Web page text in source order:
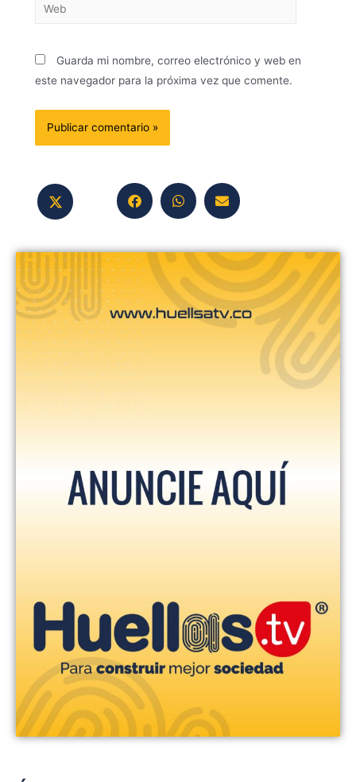
Guarda mi nombre, correo electrónico y web en
este navegador para la próxima vez que comente.